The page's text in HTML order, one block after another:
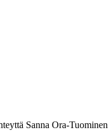
Sanna Ora-